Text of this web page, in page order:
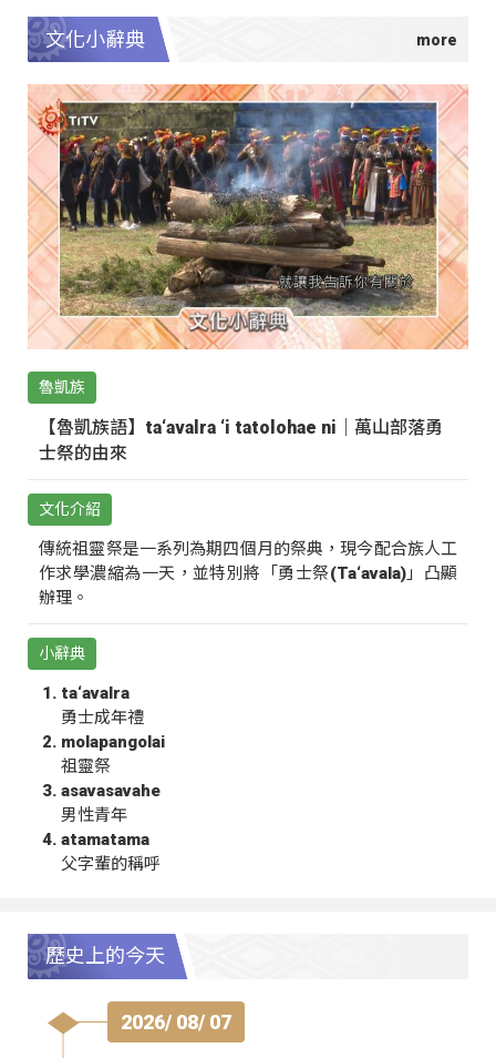
文化小辭典
魯凱族
【魯凱族語】ta‘avalra ‘i tatolohae ni｜萬山部落勇
士祭的由來
文化介紹
傳統祖靈祭是一系列為期四個月的祭典，現今配合族人工
作求學濃縮為一天，並特別將「勇士祭(Ta‘avala)」凸顯
辦理。
小辭典
ta‘avalra
勇士成年禮
molapangolai
祖靈祭
asavasavahe
男性青年
atamatama
父字輩的稱呼
歷史上的今天
2026/ 08/ 07